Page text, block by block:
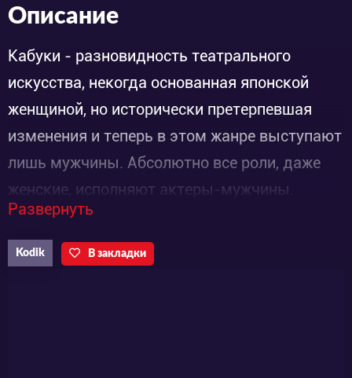
Описание
Кабуки - разновидность театрального
искусства, некогда основанная японской
женщиной, но исторически претерпевшая
изменения и теперь в этом жанре выступают
лишь мужчины. Абсолютно все роли, даже
женские, исполняют актеры-мужчины.
Сегодня в их репертуар входит не только
изначальный танец, но и песни,
драматические сюжеты, яркие красочные
Развернуть
Kodik В закладки